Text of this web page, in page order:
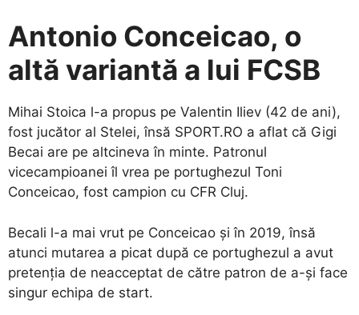
Antonio Conceicao, o
altă variantă a lui FCSB
Mihai Stoica l-a propus pe Valentin Iliev (42 de ani),
fost jucător al Stelei, însă SPORT.RO a aflat că Gigi
Becai are pe altcineva în minte. Patronul
vicecampioanei îl vrea pe portughezul Toni
Conceicao, fost campion cu CFR Cluj.
Becali l-a mai vrut pe Conceicao și în 2019, însă
atunci mutarea a picat după ce portughezul a avut
pretenția de neacceptat de către patron de a-și face
singur echipa de start.